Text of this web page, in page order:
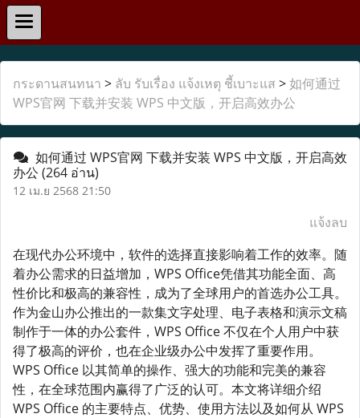
กระดานสนทนา > ลับ รับเรื่อง แจ้งเหตุ ชี้เบาะแส >如何通过
WPS官网 下载并安装 WPS 中文版，开启高效办公
如何通过 WPS官网 下载并安装 WPS 中文版，开启高效
办公 (264 อ่าน)
12 เม.ย 2568 21:50
แจ้งลบ
在现代办公环境中，软件的选择直接影响着工作的效率。随
着办公需求的日益增加，WPS Office凭借其功能全面、高
性价比和极高的兼容性，成为了全球用户的首选办公工具。
作为金山办公推出的一款集文字处理、电子表格和演示文稿
制作于一体的办公套件，WPS Office 不仅在个人用户中获
得了极高的评价，也在企业级办公中发挥了重要作用。
WPS Office 以其简单的操作、强大的功能和完美的兼容
性，在全球范围内赢得了广泛的认可。本文将详细介绍
WPS Office 的主要特点、优势、使用方法以及如何从 WPS